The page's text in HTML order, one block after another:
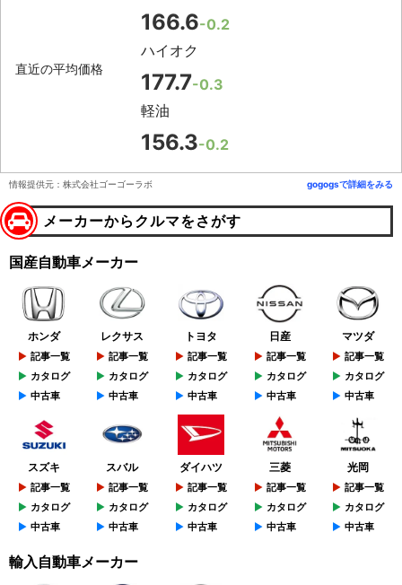
直近の平均価格
166.6-0.2
ハイオク
177.7-0.3
軽油
156.3-0.2
情報提供元：株式会社ゴーゴーラボ gogogsで詳細をみる
メーカーからクルマをさがす
国産自動車メーカー
ホンダ
記事一覧
カタログ
中古車
レクサス
記事一覧
カタログ
中古車
トヨタ
記事一覧
カタログ
中古車
日産
記事一覧
カタログ
中古車
マツダ
記事一覧
カタログ
中古車
スズキ
記事一覧
カタログ
中古車
スバル
記事一覧
カタログ
中古車
ダイハツ
記事一覧
カタログ
中古車
三菱
記事一覧
カタログ
中古車
光岡
記事一覧
カタログ
中古車
輸入自動車メーカー